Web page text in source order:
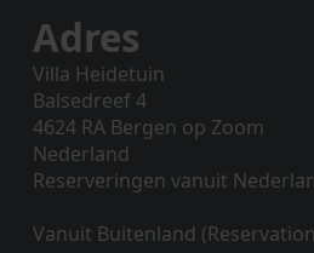
Adres
Villa Heidetuin
Balsedreef 4
4624 RA Bergen op Zoom
Nederland
Reserveringen vanuit
Vanuit Buitenland